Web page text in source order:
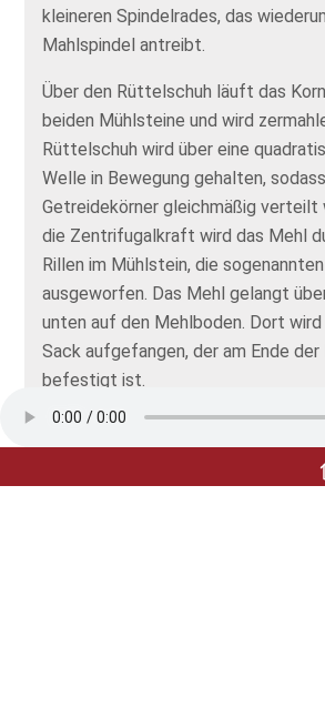
kleineren Spindelrades, das
Mahlspindel antreibt.
Über den Rüttelschuh läuft das
beiden Mühlsteine und wird
Rüttelschuh wird über eine
Welle in Bewegung gehalten,
Getreidekörner gleichmäßig verteilt
die Zentrifugalkraft wird das Mehl
Rillen im Mühlstein, die
ausgeworfen. Das Mehl gelangt
unten auf den Mehlboden. Dort wird
Sack aufgefangen, der am Ende der
befestigt ist.
Im Laufe der Zeit nutzen sich die
Dann ist es Zeit, den Mühlstein
Müller hebt den schweren Stein mit